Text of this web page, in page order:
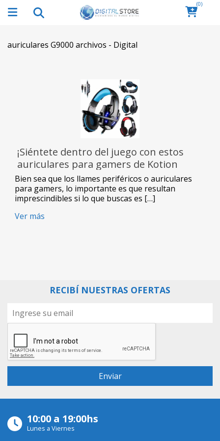
(0)
auriculares G9000 archivos - Digital
¡Siéntete dentro del juego con estos
auriculares para gamers de Kotion
Each!
Bien sea que los llames periféricos o auriculares
para gamers, lo importante es que resultan
imprescindibles si lo que buscas es […]
Ver más
RECIBÍ NUESTRAS OFERTAS
10:00 a 19:00hs
Lunes a Viernes